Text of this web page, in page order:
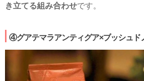
き立てる組み合わせです。
④グアテマラアンティグア×ブッシュド